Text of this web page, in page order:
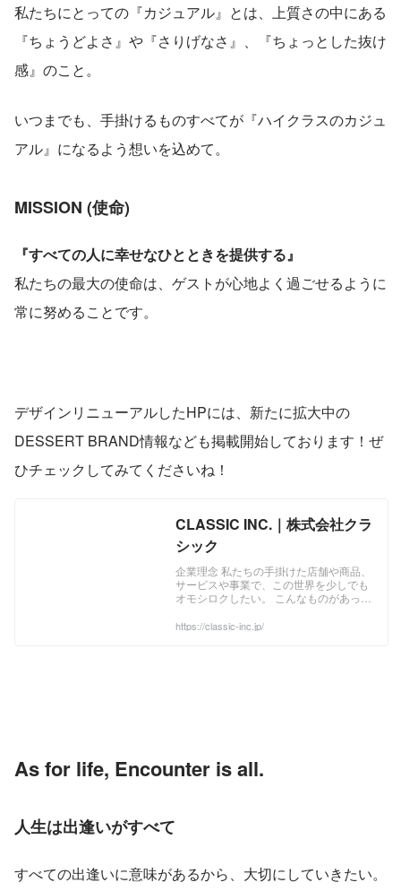
私たちにとっての『カジュアル』とは、上質さの中にある
『ちょうどよさ』や『さりげなさ』、『ちょっとした抜け
感』のこと。
いつまでも、手掛けるものすべてが『ハイクラスのカジュ
アル』になるよう想いを込めて。
MISSION (使命)
『すべての人に幸せなひとときを提供する』
私たちの最大の使命は、ゲストが心地よく過ごせるように
常に努めることです。
デザインリニューアルしたHPには、新たに拡大中の
DESSERT BRAND情報なども掲載開始しております！ぜ
ひチェックしてみてくださいね！
CLASSIC INC.｜株式会社クラ
シック
企業理念 私たちの手掛けた店舗や商品、
サービスや事業で、この世界を少しでも
オモシロクしたい。 こんなものがあった
ない。 無理だろうと言われたことをカタ
https://classic-inc.jp/
As for life, Encounter is all.
人生は出逢いがすべて
すべての出逢いに意味があるから、大切にしていきたい。